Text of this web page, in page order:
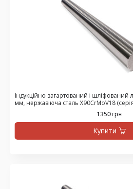
Індукційно загартований і шліфований
мм, нержавіюча сталь X90CrMoV18
1350 грн
Купити